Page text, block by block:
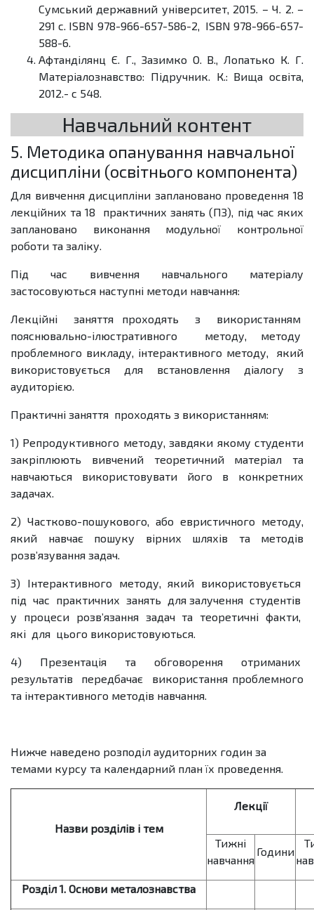
Сумський державний університет, 2015. – Ч. 2. –
291 с. ISBN 978-966-657-586-2, ISBN 978-966-657-
588-6.
Афтанділянц Є. Г., Зазимко О. В., Лопатько К. Г.
Матеріалознавство: Підручник. К.: Вища освіта,
2012.- с 548.
Навчальний контент
5. Методика опанування навчальної
дисципліни (освітнього компонента)
Для вивчення дисципліни заплановано проведення 18
лекційних та 18 практичних занять (ПЗ), під час яких
заплановано виконання модульної контрольної
роботи та заліку.
Під час вивчення навчального матеріалу
застосовуються наступні методи навчання:
Лекційні заняття проходять з використанням
пояснювально-ілюстративного методу, методу
проблемного викладу, інтерактивного методу, який
використовується для встановлення діалогу з
аудиторією.
Практичні заняття проходять з використанням:
1) Репродуктивного методу, завдяки якому студенти
закріплюють вивчений теоретичний матеріал та
навчаються використовувати його в конкретних
задачах.
2) Частково-пошукового, або евристичного методу,
який навчає пошуку вірних шляхів та методів
розв’язування задач.
3) Інтерактивного методу, який використовується
під час практичних занять для залучення студентів
у процеси розв’язання задач та теоретичні факти,
які для цього використовуються.
4) Презентація та обговорення отриманих
результатів передбачає використання проблемного
та інтерактивного методів навчання.
Нижче наведено розподіл аудиторних годин за
темами курсу та календарний план їх проведення.
Назви розділів і тем
Лекції
Тижні
навчання
Години
Розділ 1. Основи металознавства